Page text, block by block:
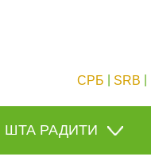
СРБ SRB
ШТА РАДИТИ